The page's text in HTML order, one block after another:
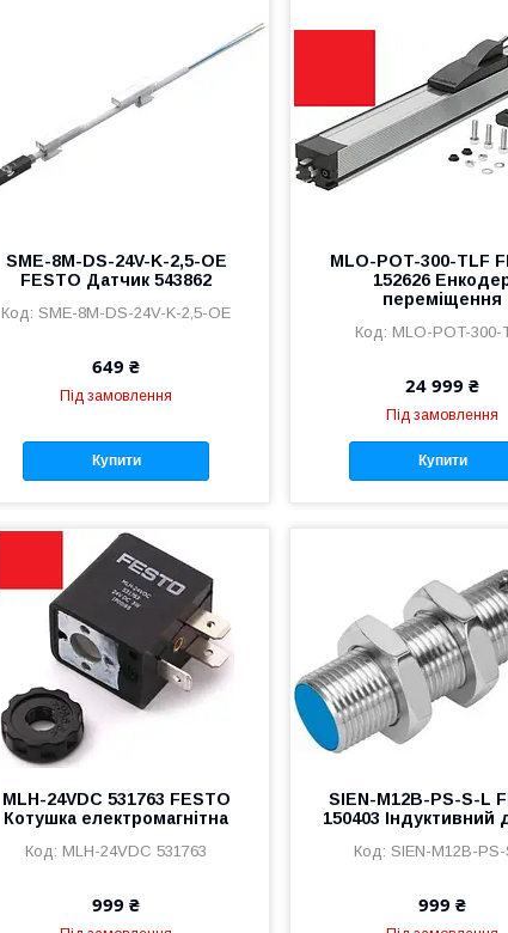
SME-8M-DS-24V-K-2,5-OE
FESTO Датчик 543862
SME-8M-DS-24V-K-2,5-OE
649 ₴
Під замовлення
Купити
MLO-POT-300-TLF
152626
переміщення
MLO-POT-300-
24 999 ₴
Під замовлення
Купити
MLH-24VDC 531763 FESTO
Котушка електромагнітна
MLH-24VDC 531763
999 ₴
SIEN-M12B-PS-S-L
150403 Індуктивний
SIEN-M12B-PS-
999 ₴